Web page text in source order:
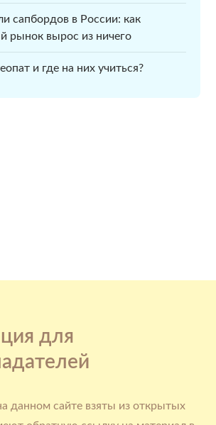
сапбордов в России: как
рынок вырос из ничего
и где на них учиться?
для
данном сайте взяты из открытых